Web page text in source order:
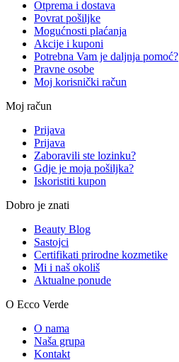
Otprema i dostava
Povrat pošiljke
Mogućnosti plaćanja
Akcije i kuponi
Potrebna Vam je daljnja pomoć?
Pravne osobe
Moj korisnički račun
Moj račun
Prijava
Prijava
Zaboravili ste lozinku?
Gdje je moja pošiljka?
Iskoristiti kupon
Dobro je znati
Beauty Blog
Sastojci
Certifikati prirodne kozmetike
Mi i naš okoliš
Aktualne ponude
O Ecco Verde
O nama
Naša grupa
Kontakt